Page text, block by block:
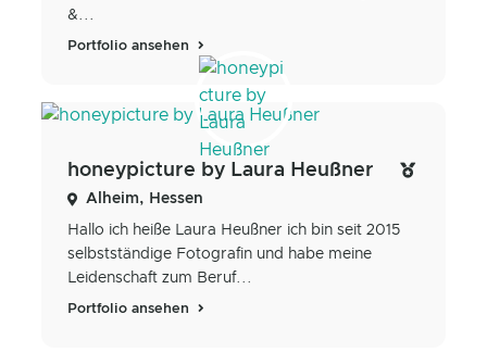
&...
Portfolio ansehen
honeypicture by Laura Heußner
Alheim, Hessen
Hallo ich heiße Laura Heußner ich bin seit 2015
selbstständige Fotografin und habe meine
Leidenschaft zum Beruf...
Portfolio ansehen